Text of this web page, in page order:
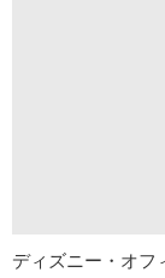
ディズニー・オフ